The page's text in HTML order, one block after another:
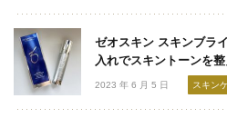
ゼオスキン スキンブラ
入れでスキントーンを整
2023 年 6 月 5 日 スキン